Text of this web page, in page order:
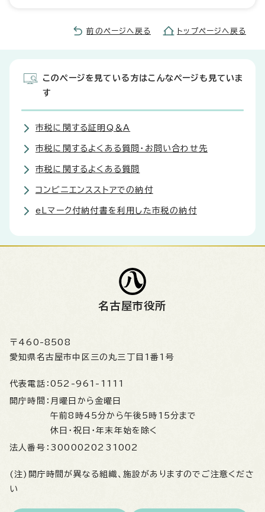
前のページへ戻る トップページへ戻る
このページを見ている方はこんなページも見ていま
す
市税に関する証明Q＆A
市税に関するよくある質問・お問い合わせ先
市税に関するよくある質問
コンビニエンスストアでの納付
eLマーク付納付書を利用した市税の納付
名古屋市役所
〒460-8508
愛知県名古屋市中区三の丸三丁目1番1号
代表電話： 052-961-1111
開庁時間： 月曜日から金曜日
午前8時45分から午後5時15分まで
休日・祝日・年末年始を除く
法人番号： 3000020231002
(注)開庁時間が異なる組織、施設がありますのでご注意くださ
い